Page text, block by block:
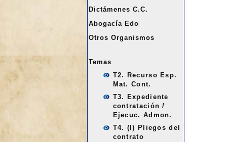
Dictámenes C.C.
Abogacía Edo
Otros Organismos
Temas
T2. Recurso Esp.
Mat. Cont.
T3. Expediente
contratación /
Ejecuc. Admon.
T4. (I) Pliegos del
contrato